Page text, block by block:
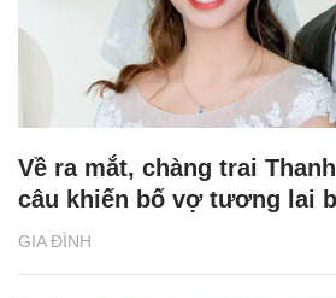
GIA ĐÌNH
Về ra mắt, chàng trai
câu khiến bố vợ tương lai